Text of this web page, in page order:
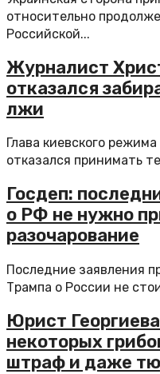
относительно
Российской...
Журналист
отказался
лжи
Глава киевского
отказался принимать
Госдеп:
о РФ не нужно
разочарование
Последние заявления
Трампа о России не
Юрист
некоторых
штраф и даже